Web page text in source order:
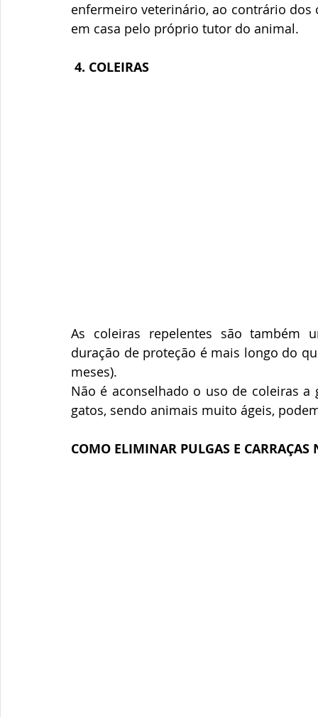
enfermeiro veterinário, ao contrário
em casa pelo próprio tutor do animal.
4. COLEIRAS
As coleiras repelentes são
duração de proteção é mais longo do
meses).
Não é aconselhado o uso de coleiras
gatos, sendo animais muito ágeis,
COMO ELIMINAR PULGAS E CARRAÇAS